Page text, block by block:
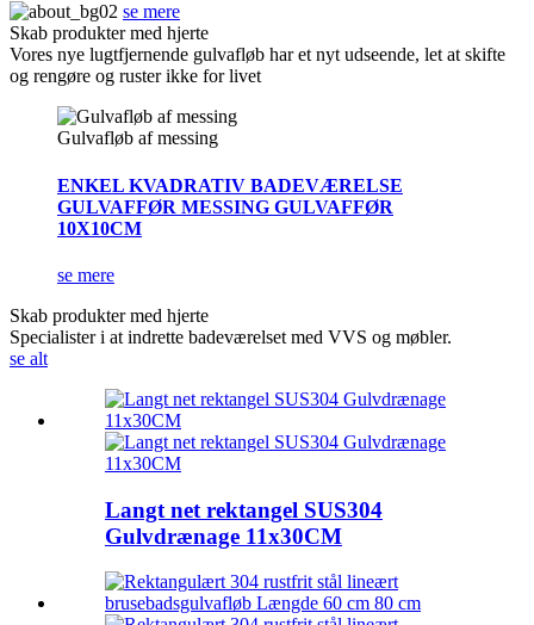
se mere
Skab produkter med hjerte
Vores nye lugtfjernende gulvafløb har et nyt udseende, let at skifte
og rengøre og ruster ikke for livet
Gulvafløb af messing
ENKEL KVADRATIV BADEVÆRELSE
GULVAFFØR MESSING GULVAFFØR
10X10CM
se mere
Skab produkter med hjerte
Specialister i at indrette badeværelset med VVS og møbler.
se alt
Langt net rektangel SUS304
Gulvdrænage 11x30CM